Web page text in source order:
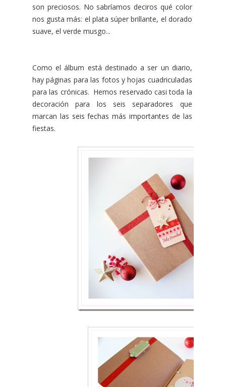
son preciosos. No sabríamos deciros qué color
nos gusta más: el plata súper brillante, el dorado
suave, el verde musgo...
Como el álbum está destinado a ser un diario,
hay páginas para las fotos y hojas cuadriculadas
para las crónicas. Hemos reservado casi toda la
decoración para los seis separadores que
marcan las seis fechas más importantes de las
fiestas.